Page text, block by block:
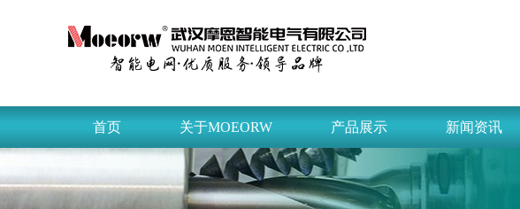
首页 关于MOEORW 产品展示 新闻资讯